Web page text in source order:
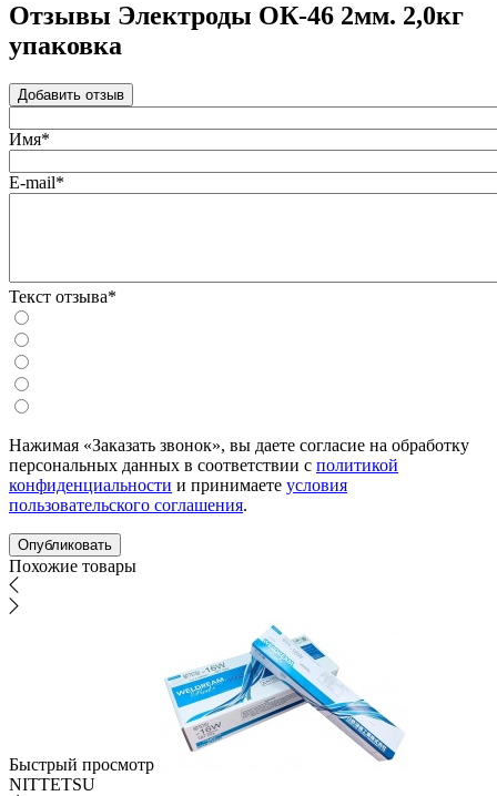
Отзывы Электроды ОК-46 2мм. 2,0кг
упаковка
Добавить отзыв
Имя*
E-mail*
Текст отзыва*
Нажимая «Заказать звонок», вы даете согласие на обработку
персональных данных в соответствии с политикой
конфиденциальности и принимаете условия
пользовательского соглашения.
Похожие товары
Быстрый просмотр
NITTETSU